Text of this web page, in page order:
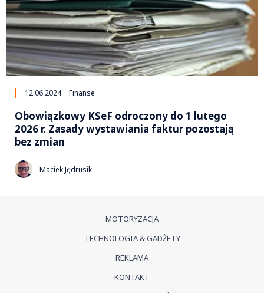
12.06.2024 Finanse
Obowiązkowy KSeF odroczony do 1 lutego
2026 r. Zasady wystawiania faktur pozostają
bez zmian
Maciek Jędrusik
MOTORYZACJA
TECHNOLOGIA & GADŻETY
REKLAMA
KONTAKT